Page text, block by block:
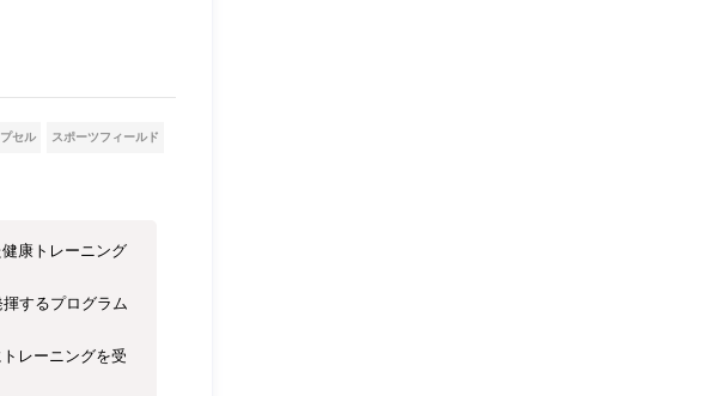
セル スポーツフィールド
康トレーニング
するプログラム
レーニングを受